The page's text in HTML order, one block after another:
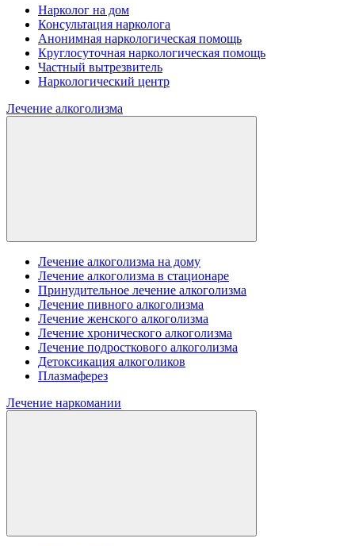
Нарколог на дом
Консультация нарколога
Анонимная наркологическая помощь
Круглосуточная наркологическая помощь
Частный вытрезвитель
Наркологический центр
Лечение алкоголизма
Лечение алкоголизма на дому
Лечение алкоголизма в стационаре
Принудительное лечение алкоголизма
Лечение пивного алкоголизма
Лечение женского алкоголизма
Лечение хронического алкоголизма
Лечение подросткового алкоголизма
Детоксикация алкоголиков
Плазмаферез
Лечение наркомании